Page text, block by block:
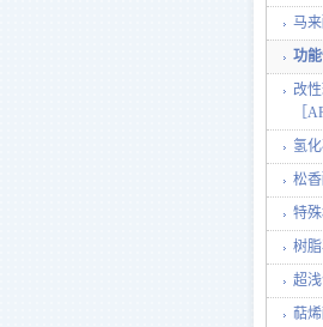
马
功
改性
［
氢
松香
特殊
树脂
超
萜